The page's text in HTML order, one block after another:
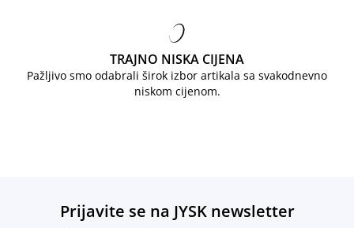
TRAJNO NISKA CIJENA
Pažljivo smo odabrali širok izbor artikala sa svakodnevno
niskom cijenom.
Prijavite se na JYSK newsletter